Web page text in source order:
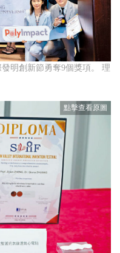
明創新節勇奪9個獎項。 理